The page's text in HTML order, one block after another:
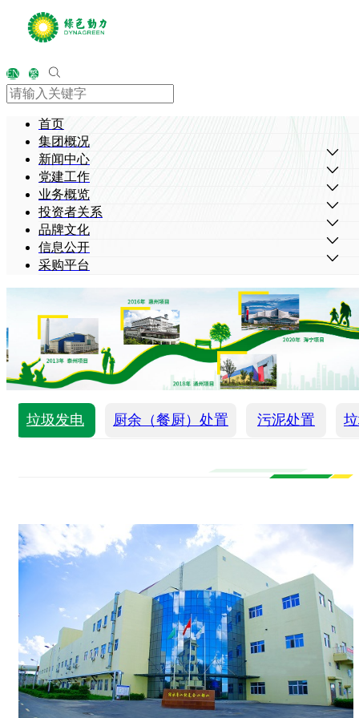
EN 繁
首页
集团概况
新闻中心
党建工作
业务概览
投资者关系
品牌文化
信息公开
采购平台
垃圾发电 厨余（餐厨）处置 污泥处置